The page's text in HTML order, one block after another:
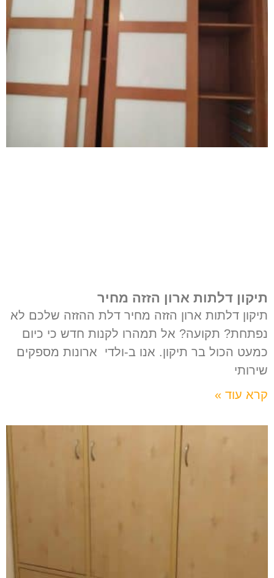
תיקון דלתות ארון הזזה מחיר
תיקון דלתות ארון הזזה מחיר דלת ההזזה שלכם לא
נפתחת? תקועה? אל תמהרו לקנות חדש כי כיום
כמעט הכול בר תיקון. אנו ב-ולדי ארונות מספקים
שירותי
קרא עוד »